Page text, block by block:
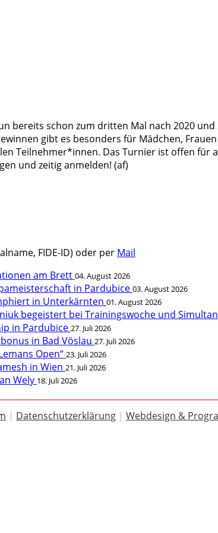
bereits schon zum dritten Mal nach 2020
gibt es besonders für Mädchen,
Teilnehmer*innen. Das Turnier ist offen für
und zeitig anmelden! (af)
FIDE-ID) oder per Mail
am Brett 04. August 2026
in Pardubice 03. August 2026
in Unterkärnten 01. August 2026
begeistert bei Trainingswoche und
in Pardubice 27. Juli 2026
in Bad Vöslau 27. Juli 2026
Open“ 23. Juli 2026
in Wien 21. Juli 2026
Wely 18. Juli 2026
| Datenschutzerklärung | Webdesign &